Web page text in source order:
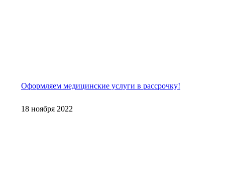
18 ноября 2022
Оформляем медицинские услуги в рассрочку!